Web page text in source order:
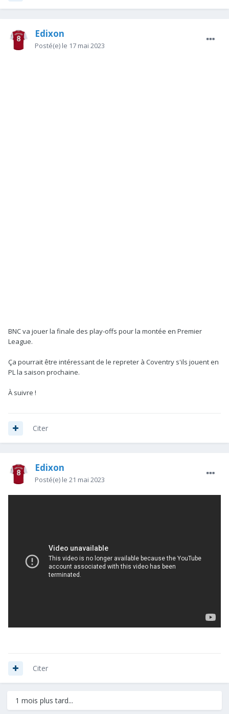
Edixon
Posté(e) le 17 mai 2023
BNC va jouer la finale des play-offs pour la montée en Premier
League.
Ça pourrait être intéressant de le repreter à Coventry s'ils jouent en
PL la saison prochaine.
À suivre !
Citer
Edixon
Posté(e) le 21 mai 2023
Citer
1 mois plus tard...